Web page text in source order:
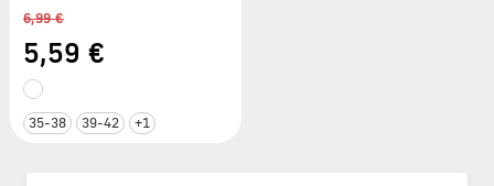
6,99 €
5,59 €
35-38 39-42 +1